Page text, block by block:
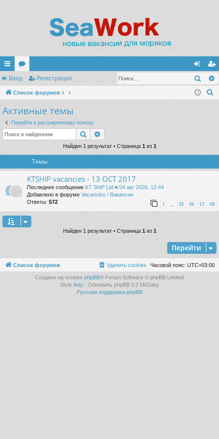
с
ы
лк
и
ор
ум
ы
хо
д
ег
ис
Вход Регистрация
Список форумов
Активные темы
Перейти к расширенному поиску
Поиск
Найден 1 результат • Страница 1 из 1
Темы
KTSHIP vacancies - 13 OCT 2017
Последнее сообщение KT ShIP Ltd « 04 авг 2026, 12:44
Добавлено в форуме Vacancies / Вакансии
Ответы: 572 1 … 55 56 57 58
Найден 1 результат • Страница 1из 1
Перейти
Список форумов Часовой пояс: UTC+03:00
Удалить cookies
Создано на основе phpBB® Forum Software © phpBB Limited
Style Arty- Обновить phpBB 3.2 MrGaby
Русская поддержка phpBB